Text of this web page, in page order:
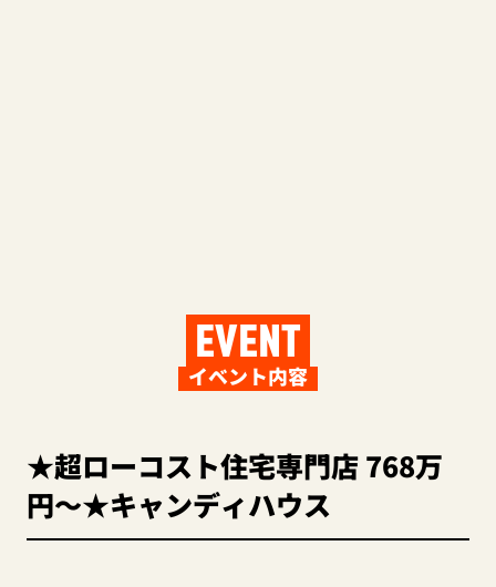
EVENT
イベント内容
★超ローコスト住宅専門店 768万
円～★キャンディハウス